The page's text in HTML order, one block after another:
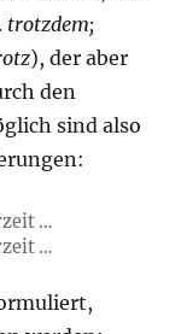
trotzdem;
), der aber
den
sind also
…
…